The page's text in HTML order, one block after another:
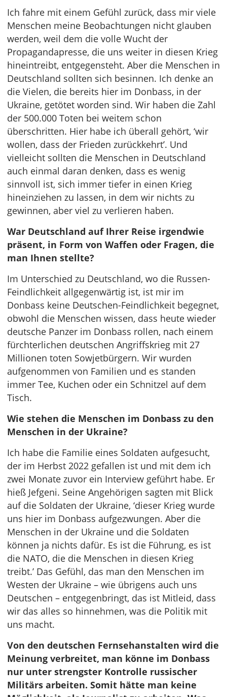
Ich fahre mit einem Gefühl zurück, dass mir viele
Menschen meine Beobachtungen nicht glauben
werden, weil dem die volle Wucht der
Propagandapresse, die uns weiter in diesen Krieg
hineintreibt, entgegensteht. Aber die Menschen in
Deutschland sollten sich besinnen. Ich denke an
die Vielen, die bereits hier im Donbass, in der
Ukraine, getötet worden sind. Wir haben die Zahl
der 500.000 Toten bei weitem schon
überschritten. Hier habe ich überall gehört, ‘wir
wollen, dass der Frieden zurückkehrt’. Und
vielleicht sollten die Menschen in Deutschland
auch einmal daran denken, dass es wenig
sinnvoll ist, sich immer tiefer in einen Krieg
hineinziehen zu lassen, in dem wir nichts zu
gewinnen, aber viel zu verlieren haben.
War Deutschland auf Ihrer Reise irgendwie
präsent, in Form von Waffen oder Fragen, die
man Ihnen stellte?
Im Unterschied zu Deutschland, wo die Russen-
Feindlichkeit allgegenwärtig ist, ist mir im
Donbass keine Deutschen-Feindlichkeit begegnet,
obwohl die Menschen wissen, dass heute wieder
deutsche Panzer im Donbass rollen, nach einem
fürchterlichen deutschen Angriffskrieg mit 27
Millionen toten Sowjetbürgern. Wir wurden
aufgenommen von Familien und es standen
immer Tee, Kuchen oder ein Schnitzel auf dem
Tisch.
Wie stehen die Menschen im Donbass zu den
Menschen in der Ukraine?
Ich habe die Familie eines Soldaten aufgesucht,
der im Herbst 2022 gefallen ist und mit dem ich
zwei Monate zuvor ein Interview geführt habe. Er
hieß Jefgeni. Seine Angehörigen sagten mit Blick
auf die Soldaten der Ukraine, ‘dieser Krieg wurde
uns hier im Donbass aufgezwungen. Aber die
Menschen in der Ukraine und die Soldaten
können ja nichts dafür. Es ist die Führung, es ist
die NATO, die die Menschen in diesen Krieg
treibt.’ Das Gefühl, das man den Menschen im
Westen der Ukraine – wie übrigens auch uns
Deutschen – entgegenbringt, das ist Mitleid, dass
wir das alles so hinnehmen, was die Politik mit
uns macht.
Von den deutschen Fernsehanstalten wird die
Meinung verbreitet, man könne im Donbass
nur unter strengster Kontrolle russischer
Militärs arbeiten. Somit hätte man keine